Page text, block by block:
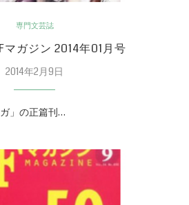
専門文芸誌
ガジン 2014年01月号
2014年2月9日
」の正篇刊…